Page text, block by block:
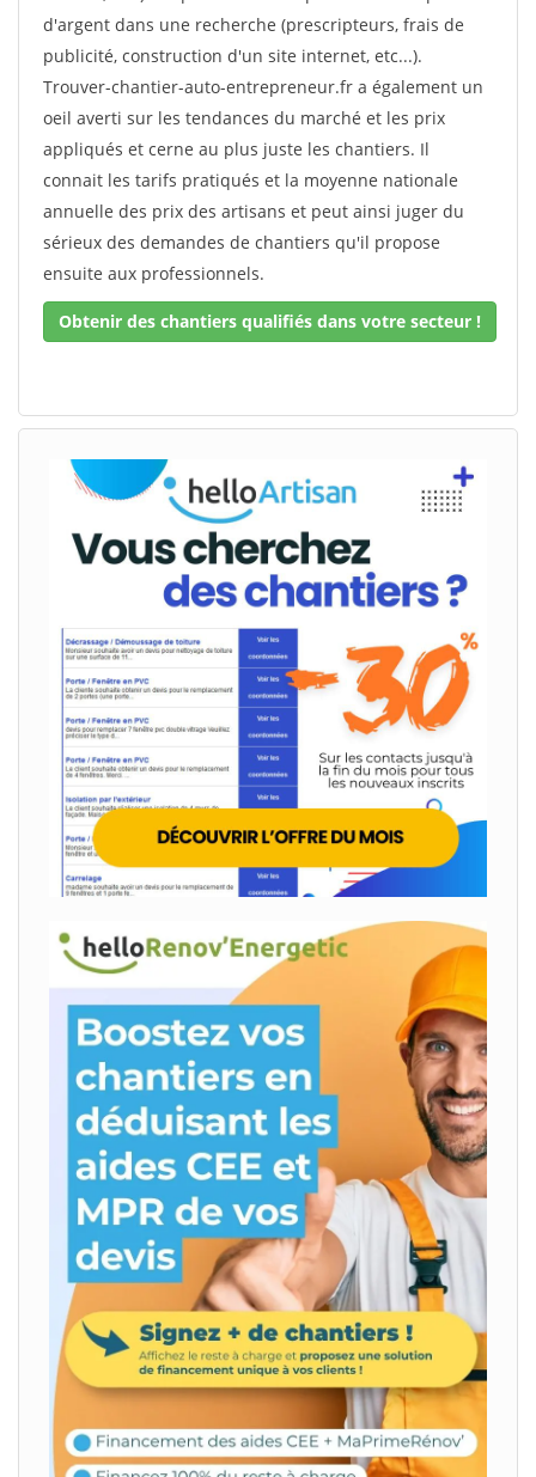
d'argent dans une recherche (prescripteurs, frais de
publicité, construction d'un site internet, etc...).
Trouver-chantier-auto-entrepreneur.fr a également un
oeil averti sur les tendances du marché et les prix
appliqués et cerne au plus juste les chantiers. Il
connait les tarifs pratiqués et la moyenne nationale
annuelle des prix des artisans et peut ainsi juger du
sérieux des demandes de chantiers qu'il propose
ensuite aux professionnels.
Obtenir des chantiers qualifiés dans votre secteur !